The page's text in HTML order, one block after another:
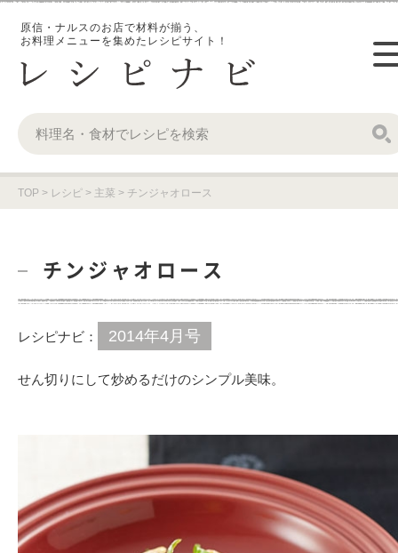
原信・ナルスのお店で材料が揃う、
お料理メニューを集めたレシピサイト！
TOP > レシピ > 主菜 > チンジャオロース
チンジャオロース
レシピナビ： 2014年4月号
せん切りにして炒めるだけのシンプル美味。